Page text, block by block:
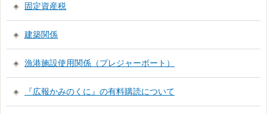
固定資産税
建築関係
漁港施設使用関係（プレジャーボート）
『広報かみのくに』の有料購読について